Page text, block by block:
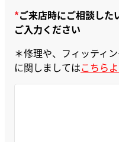
ご来店時にご相談した
ご入力ください
＊修理や、フィッティ
に関しましてはこちら